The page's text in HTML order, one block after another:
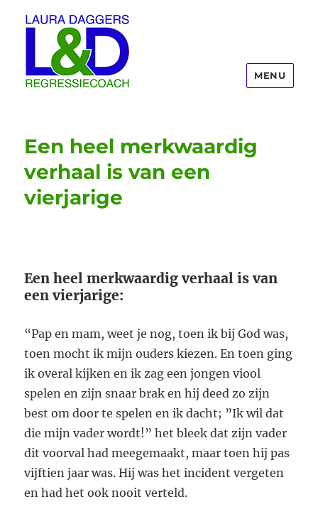
MENU
Een heel merkwaardig
verhaal is van een
vierjarige
Een heel merkwaardig verhaal is van
een vierjarige:
“Pap en mam, weet je nog, toen ik bij God was,
toen mocht ik mijn ouders kiezen. En toen ging
ik overal kijken en ik zag een jongen viool
spelen en zijn snaar brak en hij deed zo zijn
best om door te spelen en ik dacht; ”Ik wil dat
die mijn vader wordt!” het bleek dat zijn vader
dit voorval had meegemaakt, maar toen hij pas
vijftien jaar was. Hij was het incident vergeten
en had het ook nooit verteld.